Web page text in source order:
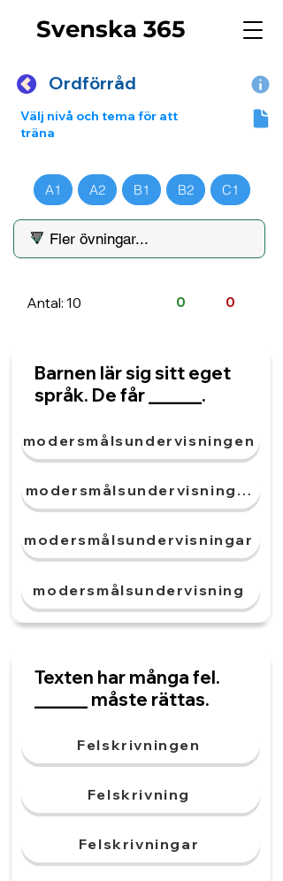
Svenska 365
Ordförråd
Välj nivå och tema för att
träna
A1 A2 B1 B2 C1
Antal: 10 0 0
Barnen lär sig sitt eget
språk. De får ______.
modersmålsundervisningen
modersmålsundervisningarna
modersmålsundervisningar
modersmålsundervisning
Texten har många fel.
______ måste rättas.
Felskrivningen
Felskrivning
Felskrivningar